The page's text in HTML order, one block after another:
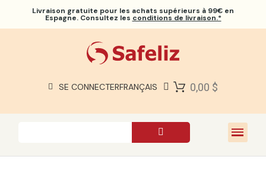
Livraison gratuite pour les achats supérieurs à 99€ en
Espagne. Consultez les conditions de livraison.*
SE CONNECTERFRANÇAIS 0,00 $
À PROPOS DE NOUS